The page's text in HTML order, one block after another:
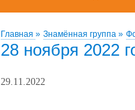
Главная » Знамённая группа »
28 ноября 2022
29.11.2022